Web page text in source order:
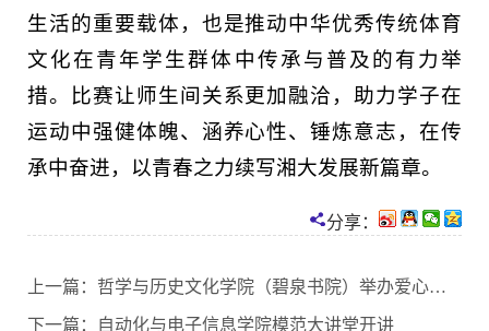
生活的重要载体，也是推动中华优秀传统体育
文化在青年学生群体中传承与普及的有力举
措。比赛让师生间关系更加融洽，助力学子在
运动中强健体魄、涵养心性、锤炼意志，在传
承中奋进，以青春之力续写湘大发展新篇章。
分享：
上一篇： 哲学与历史文化学院（碧泉书院）举办爱心捐书活动
下一篇： 自动化与电子信息学院模范大讲堂开讲